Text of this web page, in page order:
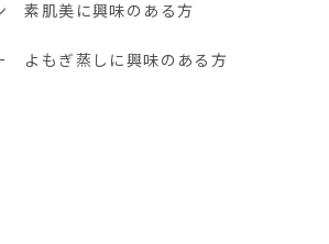
素肌美に興味のある方
よもぎ蒸しに興味のある方